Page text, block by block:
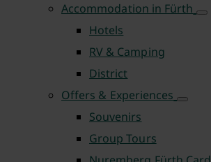
Accommodation in Fürth
Hotels
RV & Camping
District
Offers & Experiences
Souvenirs
Group Tours